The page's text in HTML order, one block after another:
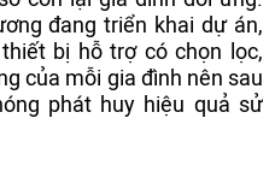
đang triển khai dự án,
bị hỗ trợ có chọn lọc,
của mỗi gia đình nên sau
phát huy hiệu quả sử